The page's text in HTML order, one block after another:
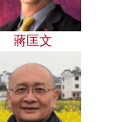
蔣匡文